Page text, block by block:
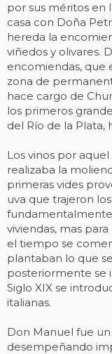
por sus méritos en
casa con Doña
hereda la
viñedos y olivares.
encomiendas, que
zona de
hace cargo de
los primeros
del Río de la Plata,
Los vinos por
realizaba la
primeras vides
uva que trajeron
viviendas, mas
el tiempo se
plantaban lo que
posteriormente se
Siglo XIX se
italianas.
Don Manuel fue
desempeñando